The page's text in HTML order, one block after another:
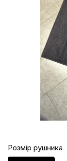
Розмір рушника